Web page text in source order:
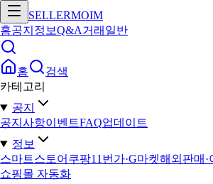
SELLERMOIM
홈공지 정보Q&A거래 일반
홈
검색
카테고리
공지
공지사항이벤트FAQ업데이트
정보
스마트스토어 쿠팡11번가·G마켓해외판매·
쇼핑몰 자동화